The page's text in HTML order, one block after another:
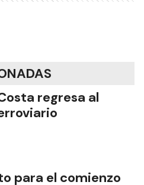
regresa al
para el comienzo